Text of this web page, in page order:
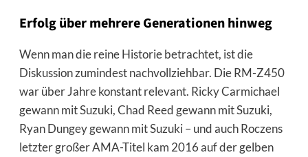
Erfolg über mehrere Generationen hinweg
Wenn man die reine Historie betrachtet, ist die
Diskussion zumindest nachvollziehbar. Die RM-Z450
war über Jahre konstant relevant. Ricky Carmichael
gewann mit Suzuki, Chad Reed gewann mit Suzuki,
Ryan Dungey gewann mit Suzuki – und auch Roczens
letzter großer AMA-Titel kam 2016 auf der gelben